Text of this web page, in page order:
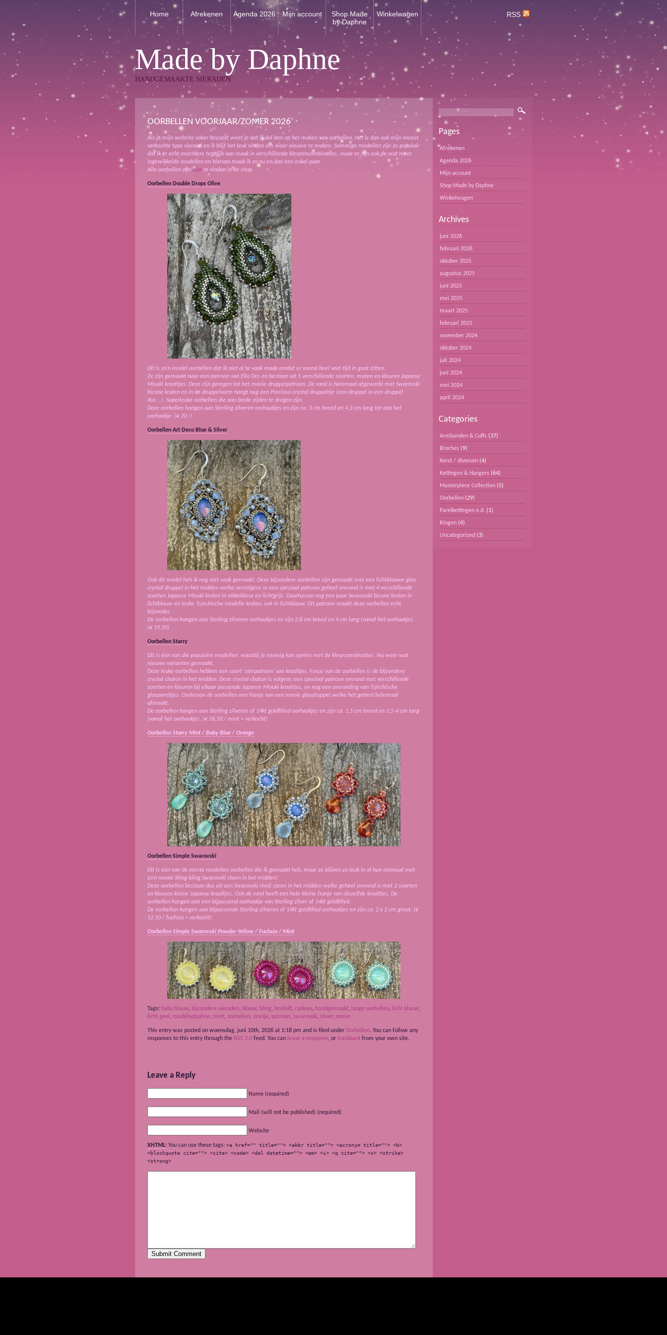
Home Afrekenen Agenda 2026 Mijn account
Shop Made
by Daphne
Winkelwagen RSS
Made by Daphne
HANDGEMAAKTE SIERADEN
OORBELLEN VOORJAAR/ZOMER 2026
Als je mijn website vaker bezoekt weet je dat ik dol ben op het maken van oorbellen. Het is dan ook mijn meest
verkochte type sieraad en ik blijf het leuk vinden om weer nieuwe te maken. Sommige modellen zijn zo populair
dat ik er echt meerdere tegelijk van maak in verschillende kleurencombinaties, maar er zijn ook de wat meer
ingewikkelde modellen en hiervan maak ik zo nu en dan een enkel paar.
Alle oorbellen zijnhier te vinden in de shop.
Oorbellen Double Drops Olive
Dit is zo’n model oorbellen dat ik niet al te vaak maak omdat er vooral heel veel tijd in gaat zitten.
Ze zijn gemaakt naar een patroon van Ella Des en bestaan uit 5 verschillende soorten, maten en kleuren Japanse
Miyuki kraaltjes. Deze zijn geregen tot het mooie druppelpatroon. De rand is helemaal afgewerkt met Swarovski
bicone kralen en in de druppelvorm hangt nog een Preciosa crystal druppeltje (een druppel in een druppel
dus….). Superleuke oorbellen die aan beide zijden te dragen zijn.
Deze oorbellen hangen aan Sterling zilveren oorhaakjes en zijn ca. 3 cm breed en 4,3 cm lang tot aan het
oorhaakje. (€ 20,-)
Oorbellen Art Deco Blue & Silver
Ook dit model heb ik nog niet vaak gemaakt. Deze bijzondere oorbellen zijn gemaakt met een lichtblauwe glas
crystal druppel in het midden welke vervolgens in een speciaal patroon geheel omrand is met 4 verschillende
soorten Japanse Miyuki kralen in nikkelkleur en lichtgrijs. Daartussen nog een paar Swarovski bicone kralen in
lichtblauw en leuke Tsjechische rondelle kralen, ook in lichtblauw. Dit patroon maakt deze oorbellen echt
bijzonder.
De oorbellen hangen aan Sterling zilveren oorhaakjes en zijn 2,8 cm breed en 4 cm lang (vanaf het oorhaakje).
(€ 19,50)
Oorbellen Starry
Dit is één van die populaire modellen, waarbij je eeuwig kan spelen met de kleurcombinaties. Nu weer wat
nieuwe varianten gemaakt.
Deze leuke oorbellen hebben een soort ‘sterpatroon’ van kraaltjes. Focus van de oorbellen is de bijzondere
crystal chaton in het midden. Deze crystal chaton is volgens een speciaal patroon omrand met verschillende
soorten en kleuren bij elkaar passende Japanse Miyuki kraaltjes, en nog een omranding van Tsjechische
glaspareltjes. Onderaan de oorbellen een franje van een mooie glasdruppel welke het geheel helemaal
afmaakt.
De oorbellen hangen aan Sterling zilveren of 14kt goldfilled oorhaakjes en zijn ca. 1,5 cm breed en 3,5-4 cm lang
(vanaf het oorhaakje). (€ 16,50 / mint = verkocht)
Oorbellen Starry Mint / Baby Blue / Orange
Oorbellen Simple Swarovski
Dit is één van de eerste modellen oorbellen die ik gemaakt heb, maar ze blijven zo leuk in al hun eenvoud met
zo’n mooie bling bling Swarovski steen in het midden!
Deze oorbellen bestaan dus uit een Swarovski rivoli steen in het midden welke geheel omrand is met 2 soorten
en kleuren kleine Japanse kraaltjes. Ook de rand heeft een hele kleine franje van diezelfde kraaltjes. De
oorbellen hangen aan een bijpassend oorhaakje van Sterling zilver of 14kt goldfilled.
De oorbellen hangen aan bijpassende Sterling zilveren of 14kt goldfilled oorhaakjes en zijn ca. 2 x 2 cm groot. (€
12,50 / fuchsia = verkocht)
Oorbellen Simple Swarovski Powder Yellow / Fuchsia / Mint
Tags: baby blauw, bijzondere sieraden, blauw, bling, bruiloft, cadeau, handgemaakt, lange oorbellen, licht blauw,
licht geel , madebydaphne, mint, oorbellen, oranje, patroon, swarovski, zilver, zomer
This entry was posted on woensdag, juni 10th, 2026 at 1:18 pm and is filed under Oorbellen. You can follow any
responses to this entry through the RSS 2.0 feed. You can leave a response, or trackback from your own site.
Leave a Reply
Name (required)
Mail (will not be published) (required)
Website
XHTML: You can use these tags: <a href="" title=""> <abbr title=""> <acronym title=""> <b>
<blockquote cite=""> <cite> <code> <del datetime=""> <em> <i> <q cite=""> <s> <strike>
<strong>
Pages
Afrekenen
Agenda 2026
Mijn account
Shop Made by Daphne
Winkelwagen
Archives
juni 2026
februari 2026
oktober 2025
augustus 2025
juni 2025
mei 2025
maart 2025
februari 2025
november 2024
oktober 2024
juli 2024
juni 2024
mei 2024
april 2024
Categories
Armbanden & Cuffs (37)
Broches (9)
Kerst / diversen (4)
Kettingen & Hangers (64)
Masterpiece Collection (5)
Oorbellen (29)
Parelkettingen e.d. (1)
Ringen (4)
Uncategorized (3)